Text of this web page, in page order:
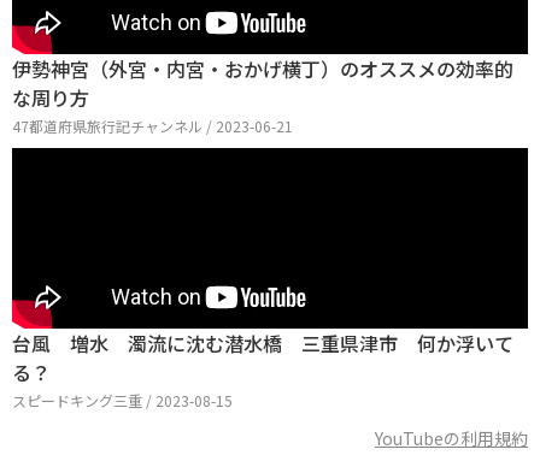
伊勢神宮（外宮・内宮・おかげ横丁）のオススメの効率的
な周り方
47都道府県旅行記チャンネル / 2023-06-21
台風 増水 濁流に沈む潜水橋 三重県津市 何か浮いて
る？
スピードキング三重 / 2023-08-15
YouTubeの利用規約